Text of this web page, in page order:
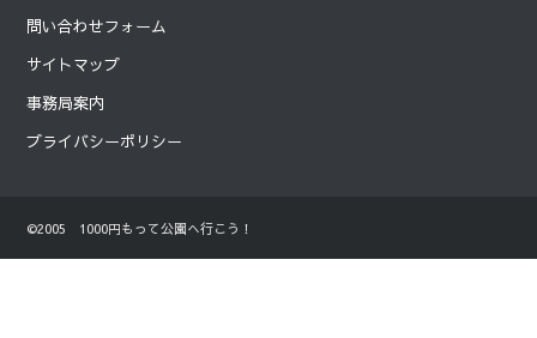
問い合わせフォーム
サイトマップ
事務局案内
プライバシーポリシー
©2005 1000円もって公園へ行こう！